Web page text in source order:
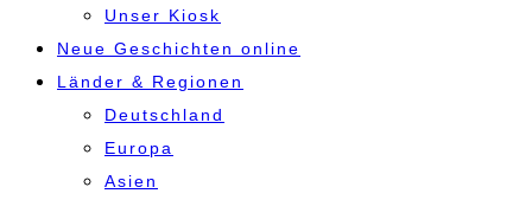
Unser Kiosk
Neue Geschichten online
Länder & Regionen
Deutschland
Europa
Asien